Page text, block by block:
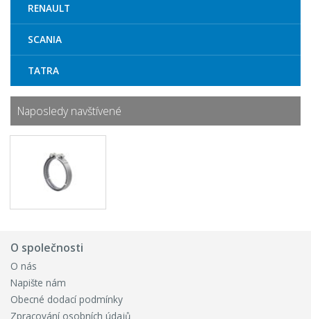
RENAULT
SCANIA
TATRA
Naposledy navštívené
O společnosti
O nás
Napište nám
Obecné dodací podmínky
Zpracování osobních údajů